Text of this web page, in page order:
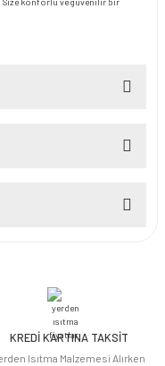
KREDİ KARTINA TAKSİT
Isıtma Malzemesi Alırken